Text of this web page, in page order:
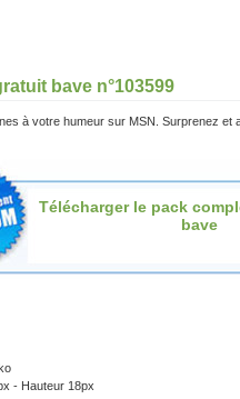
bave n°103599
à votre humeur sur MSN. Surprenez
Télécharger le pack
bave
- Hauteur 18px